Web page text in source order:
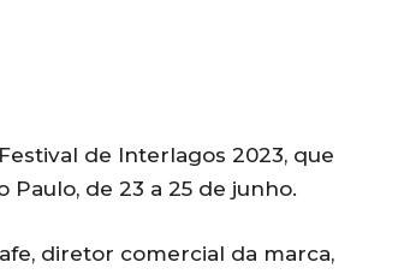
de Interlagos 2023, que
de 23 a 25 de junho.
diretor comercial da marca,